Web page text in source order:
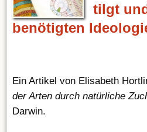
tilgt
benötigten
Ein Artikel von Elisabeth
der Arten durch natürliche
Darwin.